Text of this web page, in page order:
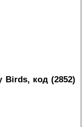
Birds, код (2852)